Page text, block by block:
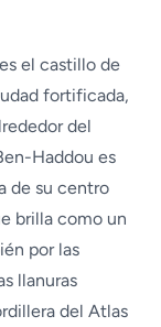
el castillo de
fortificada,
del
Haddou es
de su centro
brilla como un
por las
llanuras
del Atlas